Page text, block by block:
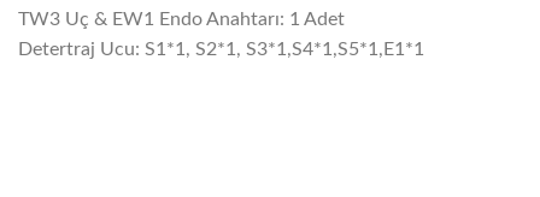
TW3 Uç & EW1 Endo Anahtarı: 1 Adet
Detertraj Ucu: S1*1, S2*1, S3*1,S4*1,S5*1,E1*1